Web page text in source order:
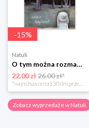
-15%
Natuli
O tym można rozmawiać tylko z królikami Zakamarki
22.00 zł26.00 zł*
*najniższa cena z 30 dni przed obniżką
Zobacz wyprzedaże w Natuli